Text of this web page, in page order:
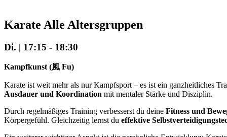
Karate Alle Altersgruppen
Di. | 17:15 - 18:30
Kampfkunst (風 Fu)
Karate ist weit mehr als nur Kampfsport – es ist ein ganzheitliches
Ausdauer und Koordination mit mentaler Stärke und Disziplin.
Durch regelmäßiges Training verbesserst du deine Fitness und
Körpergefühl. Gleichzeitig lernst du effektive